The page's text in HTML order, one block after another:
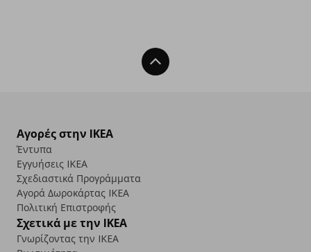
Back To Top
Αγορές στην IKEA
Έντυπα
Εγγυήσεις IKEA
Σχεδιαστικά Προγράμματα
Αγορά Δωρoκάρτας IKEA
Πολιτική Επιστροφής
Σχετικά με την IKEA
Γνωρίζοντας την IKEA